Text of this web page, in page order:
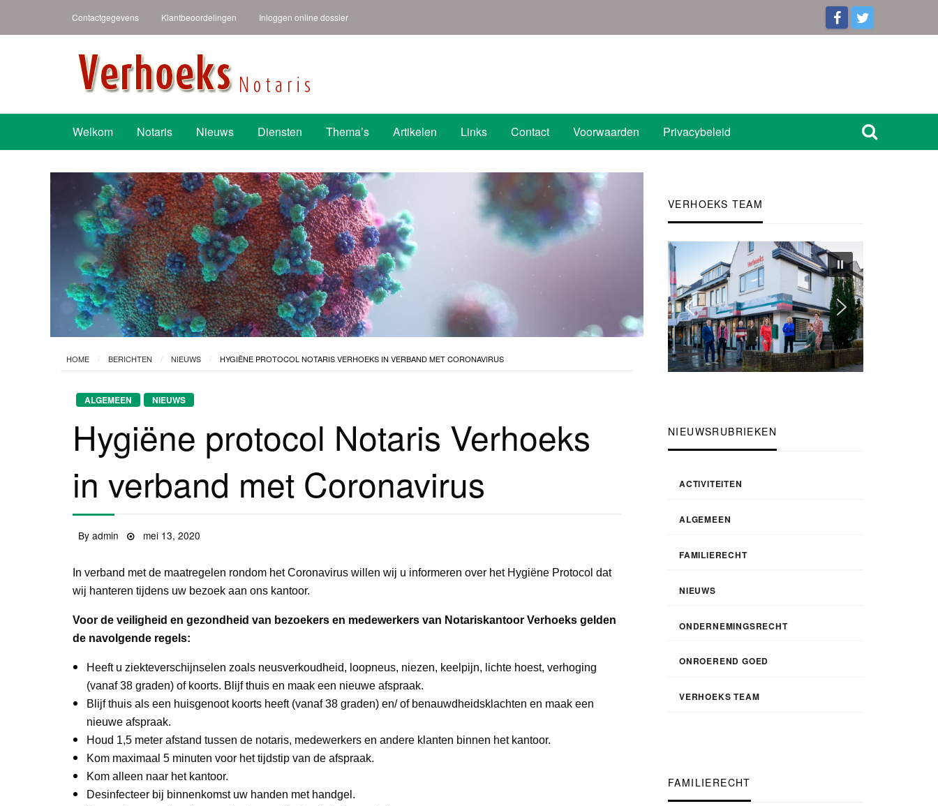
Contactgegevens Klantbeoordelingen Inloggen online dossier
Verhoeks Notaris | Den Helder
Heldere taal een duidelijk verhaal
Welkom
Notaris Nieuws Diensten Thema’s Artikelen Links Contact Voorwaarden Privacybeleid
VERHOEKS TEAM
NIEUWSRUBRIEKEN
ACTIVITEITEN
ALGEMEEN
FAMILIERECHT
NIEUWS
ONDERNEMINGSRECHT
ONROEREND GOED
VERHOEKS TEAM
FAMILIERECHT
HOME BERICHTEN NIEUWS HYGIËNE PROTOCOL NOTARIS VERHOEKS IN VERBAND MET CORONAVIRUS
ALGEMEEN NIEUWS
Hygiëne protocol Notaris Verhoeks
in verband met Coronavirus
Byadmin
Posted
mei 13, 2020
In verband met de maatregelen rondom het Coronavirus willen wij u informeren over het Hygiëne Protocol dat
wij hanteren tijdens uw bezoek aan ons kantoor.
Voor de veiligheid en gezondheid van bezoekers en medewerkers van Notariskantoor Verhoeks gelden
de navolgende regels:
Heeft u ziekteverschijnselen zoals neusverkoudheid, loopneus, niezen, keelpijn, lichte hoest, verhoging
(vanaf 38 graden) of koorts. Blijf thuis en maak een nieuwe afspraak.
Blijf thuis als een huisgenoot koorts heeft (vanaf 38 graden) en/ of benauwdheidsklachten en maak een
nieuwe afspraak.
Houd 1,5 meter afstand tussen de notaris, medewerkers en andere klanten binnen het kantoor.
Kom maximaal 5 minuten voor het tijdstip van de afspraak.
Kom alleen naar het kantoor.
Desinfecteer bij binnenkomst uw handen met handgel.